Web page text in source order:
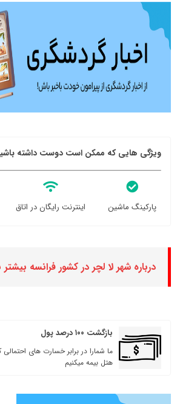
ویژگی هایی که ممکن است دوست داشته
پارکینگ ماشین اینترنت رایگان در اتاق
درباره شهر لا لچر در کشور فرانسه بیشتر
بازگشت ۱۰۰ درصد پول
ما شمارا در برابر خسارت های
هتل بیمه میکنیم